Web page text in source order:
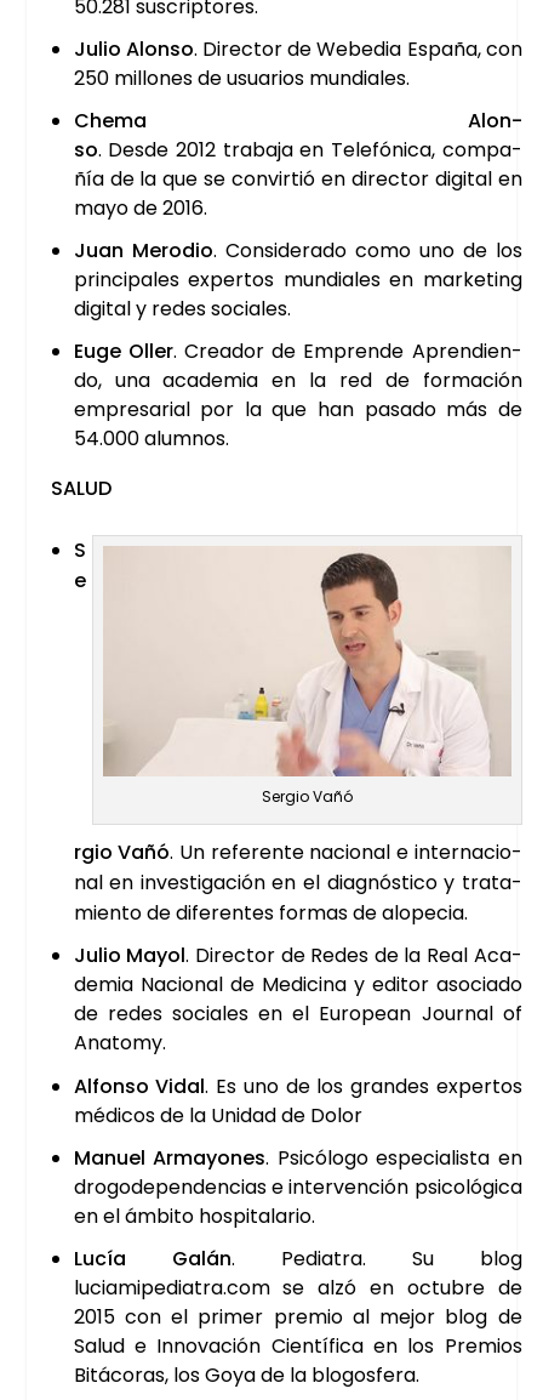
50.281 sus­crip­to­res.
Julio Alon­so. Direc­tor de Webe­dia Espa­ña, con
250 millo­nes de usua­rios mun­dia­les.
Che­ma Alon­
so. Des­de 2012 tra­ba­ja en Tele­fó­ni­ca, com­pa­
ñía de la que se con­vir­tió en direc­tor digi­tal en
mayo de 2016.
Juan Mero­dio. Con­si­de­ra­do como uno de los
prin­ci­pa­les exper­tos mun­dia­les en mar­ke­ting
digi­tal y redes socia­les.
Euge Oller. Crea­dor de Empren­de Apren­dien­
do, una aca­de­mia en la red de for­ma­ción
empre­sa­rial por la que han pasa­do más de
54.000 alum­nos.
SALUD
Ser­gio Vañó
S
e
r­gio Vañó. Un refe­ren­te nacio­nal e inter­na­cio­
nal en inves­ti­ga­ción en el diag­nós­ti­co y tra­ta­
mien­to de dife­ren­tes for­mas de alo­pe­cia.
Julio Mayol. Direc­tor de Redes de la Real Aca­
de­mia Nacio­nal de Medi­ci­na y edi­tor aso­cia­do
de redes socia­les en el Euro­pean Jour­nal of
Ana­tomy.
Alfon­so Vidal. Es uno de los gran­des exper­tos
médi­cos de la Uni­dad de Dolor
Manuel Arma­yo­nes. Psi­có­lo­go espe­cia­lis­ta en
dro­go­de­pen­den­cias e inter­ven­ción psi­co­ló­gi­ca
en el ámbi­to hos­pi­ta­la­rio.
Lucía Galán. Pedia­tra. Su blog
luciamipediatra.com se alzó en octu­bre de
2015 con el pri­mer pre­mio al mejor blog de
Salud e Inno­va­ción Cien­tí­fi­ca en los Pre­mios
Bitá­co­ras, los Goya de la blo­gos­fe­ra.